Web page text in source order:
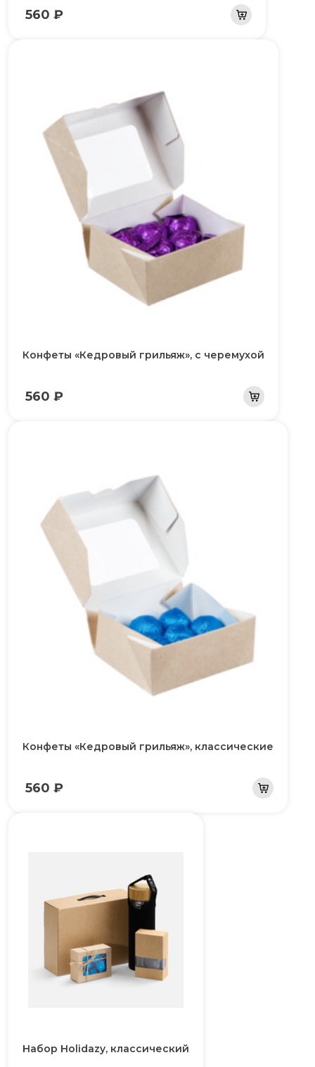
560 ₽
Конфеты «Кедровый грильяж», с черемухой
560 ₽
Конфеты «Кедровый грильяж», классические
560 ₽
Набор Holidazy, классический